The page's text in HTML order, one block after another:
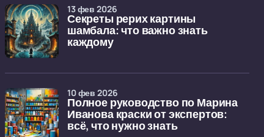
Секреты рерих картины
шамбала: что важно знать
каждому
13 фев 2026
Полное руководство по Марина
Иванова краски от экспертов:
всё, что нужно знать
10 фев 2026